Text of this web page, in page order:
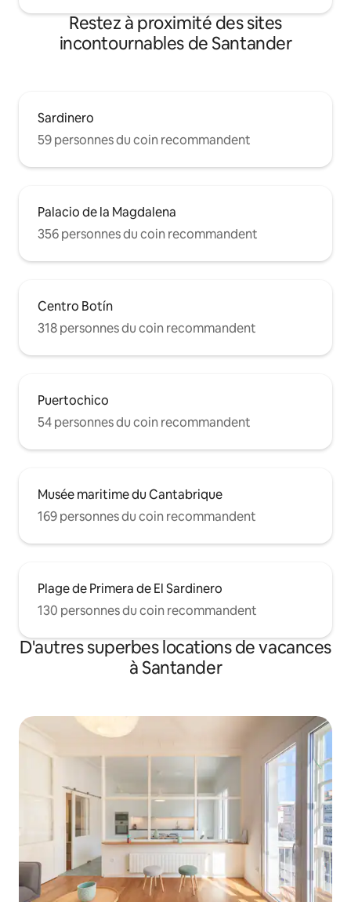
Restez à proximité des sites
incontournables de Santander
Sardinero
59 personnes du coin recommandent
Palacio de la Magdalena
356 personnes du coin recommandent
Centro Botín
318 personnes du coin recommandent
Puertochico
54 personnes du coin recommandent
Musée maritime du Cantabrique
169 personnes du coin recommandent
Plage de Primera de El Sardinero
130 personnes du coin recommandent
D'autres superbes locations de vacances
à Santander